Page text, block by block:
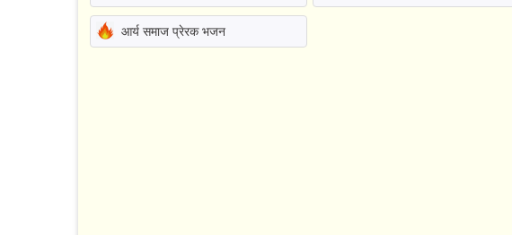
आर्य समाज प्रेरक भजन